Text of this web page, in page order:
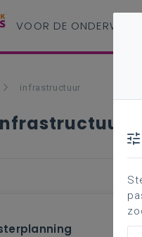
VOOR DE ONDERWIJS
infrastructuur